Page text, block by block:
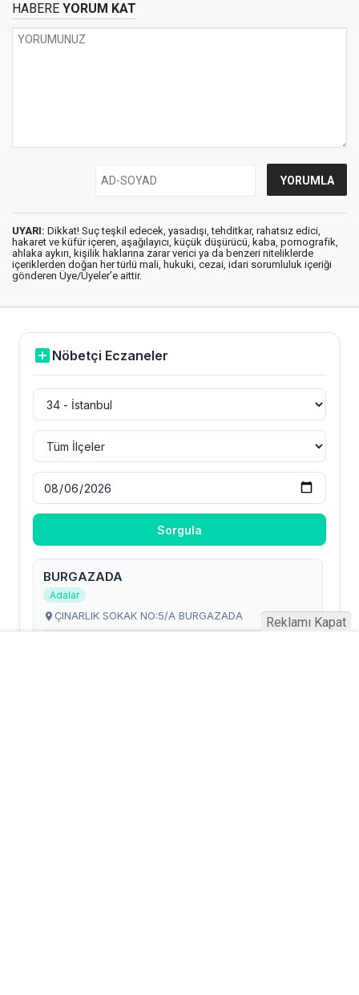
HABERE YORUM KAT
UYARI: Dikkat! Suç teşkil edecek, yasadışı, tehditkar, rahatsız edici,
hakaret ve küfür içeren, aşağılayıcı, küçük düşürücü, kaba, pornografik,
ahlaka aykırı, kişilik haklarına zarar verici ya da benzeri niteliklerde
içeriklerden doğan her türlü mali, hukuki, cezai, idari sorumluluk içeriği
gönderen Üye/Üyeler’e aittir.
Reklamı Kapat